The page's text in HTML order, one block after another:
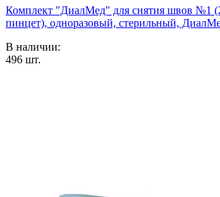
Комплект "ДиалМед" для снятия швов №1
пинцет), одноразовый, стерильный,
В наличии:
496 шт.